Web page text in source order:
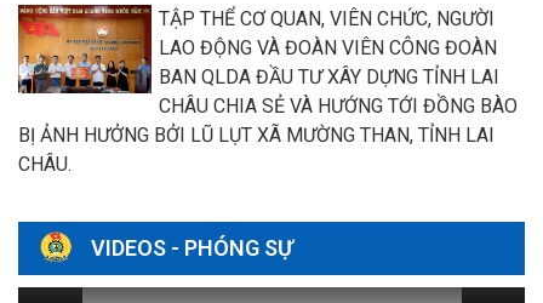
TẬP THỂ CƠ QUAN, VIÊN CHỨC, NGƯỜI
LAO ĐỘNG VÀ ĐOÀN VIÊN CÔNG ĐOÀN
BAN QLDA ĐẦU TƯ XÂY DỰNG TỈNH LAI
CHÂU CHIA SẺ VÀ HƯỚNG TỚI ĐỒNG BÀO
BỊ ẢNH HƯỞNG BỞI LŨ LỤT XÃ MƯỜNG THAN, TỈNH LAI
CHÂU.
VIDEOS - PHÓNG SỰ